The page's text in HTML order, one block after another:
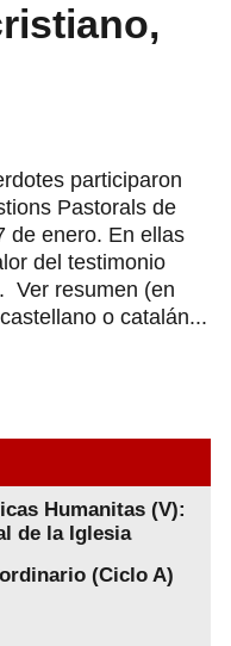
participaron
Pastorals de
de enero. En ellas
del testimonio
Ver resumen (en
o catalán...
Humanitas (V):
de la Iglesia
(Ciclo A)